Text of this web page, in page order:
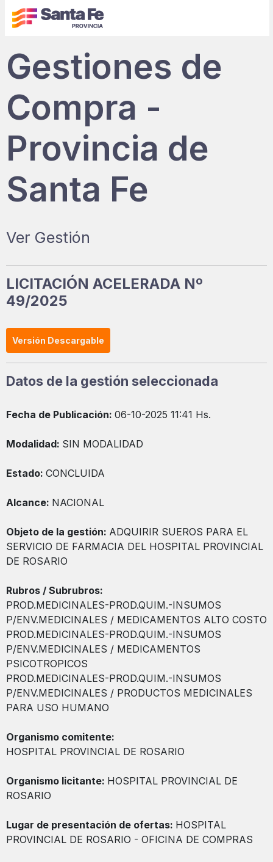
Gestiones de
Compra -
Provincia de
Santa Fe
Ver Gestión
LICITACIÓN ACELERADA Nº
49/2025
Versión Descargable
Datos de la gestión seleccionada
Fecha de Publicación: 06-10-2025 11:41 Hs.
Modalidad: SIN MODALIDAD
Estado: CONCLUIDA
Alcance: NACIONAL
Objeto de la gestión: ADQUIRIR SUEROS PARA EL
SERVICIO DE FARMACIA DEL HOSPITAL PROVINCIAL
DE ROSARIO
Rubros / Subrubros:
PROD.MEDICINALES-PROD.QUIM.-INSUMOS
P/ENV.MEDICINALES / MEDICAMENTOS ALTO COSTO
PROD.MEDICINALES-PROD.QUIM.-INSUMOS
P/ENV.MEDICINALES / MEDICAMENTOS
PSICOTROPICOS
PROD.MEDICINALES-PROD.QUIM.-INSUMOS
P/ENV.MEDICINALES / PRODUCTOS MEDICINALES
PARA USO HUMANO
Organismo comitente:
HOSPITAL PROVINCIAL DE ROSARIO
Organismo licitante: HOSPITAL PROVINCIAL DE
ROSARIO
Lugar de presentación de ofertas: HOSPITAL
PROVINCIAL DE ROSARIO - OFICINA DE COMPRAS